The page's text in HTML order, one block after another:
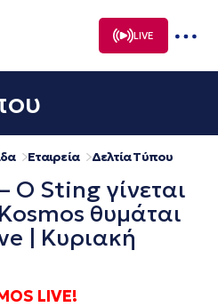
LIVE
Εταιρεία Δελτία Τύπου
Ο Sting γίνεται
θυμάται
| Κυριακή
LIVE!